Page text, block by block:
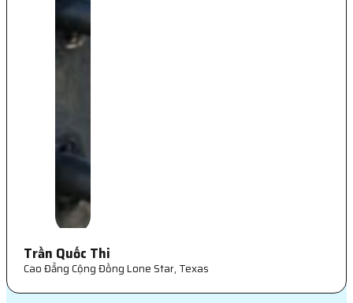
Trần Quốc Thi
Cao Đẳng Cộng Đồng Lone Star, Texas